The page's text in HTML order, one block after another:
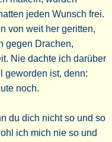
jeden Wunsch frei.
von weit her geritten,
gegen Drachen,
Nie dachte ich darüber
geworden ist, denn:
noch.
du dich nicht so und so
ich mich nie so und